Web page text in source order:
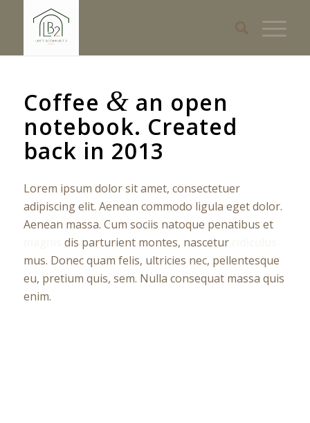
Coffee & an open
notebook. Created
back in 2013
Lorem ipsum dolor sit amet, consectetuer
adipiscing elit. Aenean commodo ligula eget dolor.
Aenean massa. Cum sociis natoque penatibus et
dis parturient montes, nascetur
mus. Donec quam felis, ultricies nec, pellentesque
eu, pretium quis, sem. Nulla consequat massa quis
enim.